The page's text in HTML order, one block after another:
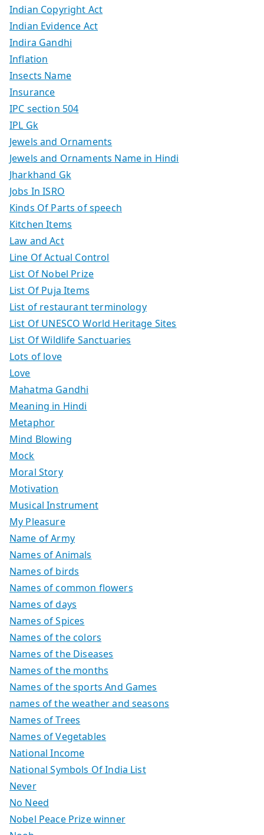
Indian Copyright Act
Indian Evidence Act
Indira Gandhi
Inflation
Insects Name
Insurance
IPC section 504
IPL Gk
Jewels and Ornaments
Jewels and Ornaments Name in Hindi
Jharkhand Gk
Jobs In ISRO
Kinds Of Parts of speech
Kitchen Items
Law and Act
Line Of Actual Control
List Of Nobel Prize
List Of Puja Items
List of restaurant terminology
List Of UNESCO World Heritage Sites
List Of Wildlife Sanctuaries
Lots of love
Love
Mahatma Gandhi
Meaning in Hindi
Metaphor
Mind Blowing
Mock
Moral Story
Motivation
Musical Instrument
My Pleasure
Name of Army
Names of Animals
Names of birds
Names of common flowers
Names of days
Names of Spices
Names of the colors
Names of the Diseases
Names of the months
Names of the sports And Games
names of the weather and seasons
Names of Trees
Names of Vegetables
National Income
National Symbols Of India List
Never
No Need
Nobel Peace Prize winner